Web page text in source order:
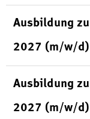
Ausbildung
2027 (m/w/d)
Ausbildung
2027 (m/w/d)